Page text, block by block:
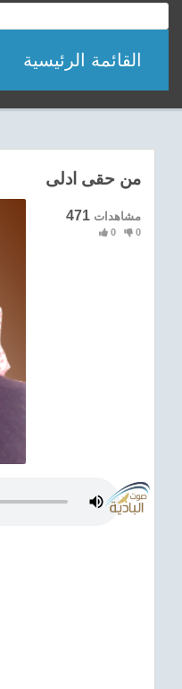
القائمة الرئيسية
اناشيد
مناسبات إسلامية
من حقى ادلى
471 مشاهدات
0 0